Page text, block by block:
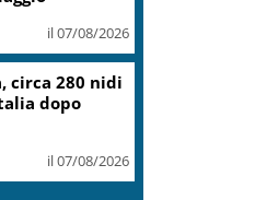
il 07/08/2026
primo
Gualtieri
14
il 07/08/2026